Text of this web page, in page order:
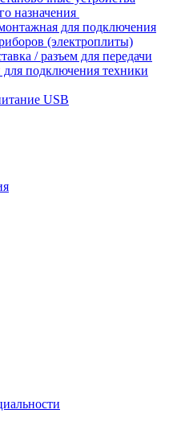
назначения
для подключения
(электроплиты)
/ разъем для передачи
подключения техники
USB